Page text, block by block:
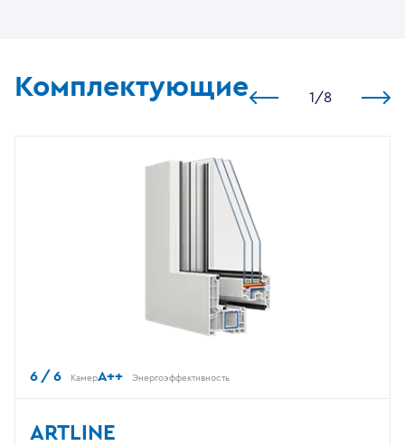
Комплектующие 1 /8
6 / 6 КамерA++ Энергоэффективность
ARTLINE